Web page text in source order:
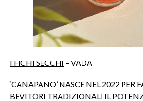
I FICHI SECCHI – VADA
‘CANAPANO’ NASCE NEL 2022 PER
BEVITORI TRADIZIONALI IL